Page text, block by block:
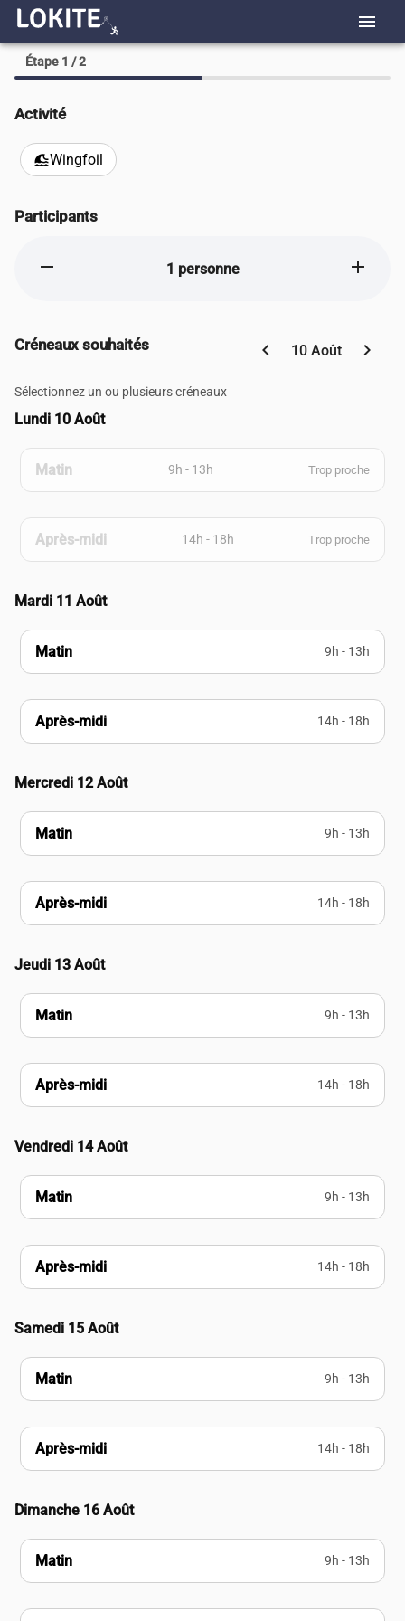
menu
Étape 1 / 2
Activité
tsunamiWingfoil
Participants
remove 1 personne add
Créneaux souhaités chevron_left 10 Août chevron_right
Sélectionnez un ou plusieurs créneaux
Lundi 10 Août
Matin 9h - 13h Trop proche
Après-midi 14h - 18h Trop proche
Mardi 11 Août
Matin 9h - 13h
Après-midi 14h - 18h
Mercredi 12 Août
Matin 9h - 13h
Après-midi 14h - 18h
Jeudi 13 Août
Matin 9h - 13h
Après-midi 14h - 18h
Vendredi 14 Août
Matin 9h - 13h
Après-midi 14h - 18h
Samedi 15 Août
Matin 9h - 13h
Après-midi 14h - 18h
Dimanche 16 Août
Matin 9h - 13h